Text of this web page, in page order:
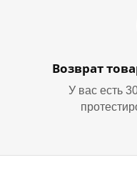
Возврат
У вас есть